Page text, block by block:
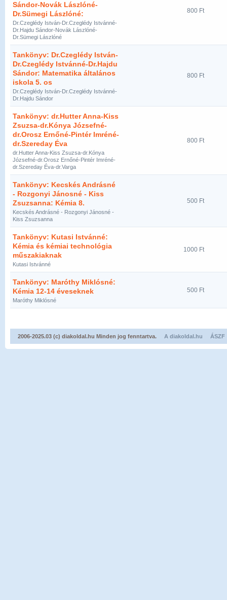
Sándor-Novák Lászlóné-
Dr.Sümegi Lászlóné:
Dr.Czeglédy István-Dr.Czeglédy Istvánné-
Dr.Hajdu Sándor-Novák Lászlóné-
Dr.Sümegi Lászlóné
800 Ft
Tankönyv: Dr.Czeglédy István-
Dr.Czeglédy Istvánné-Dr.Hajdu
Sándor: Matematika általános
iskola 5. os
Dr.Czeglédy István-Dr.Czeglédy Istvánné-
Dr.Hajdu Sándor
800 Ft
Tankönyv: dr.Hutter Anna-Kiss
Zsuzsa-dr.Kónya Józsefné-
dr.Orosz Ernőné-Pintér Imréné-
dr.Szereday Éva
dr.Hutter Anna-Kiss Zsuzsa-dr.Kónya
Józsefné-dr.Orosz Ernőné-Pintér Imréné-
dr.Szereday Éva-dr.Varga
800 Ft
Tankönyv: Kecskés Andrásné
- Rozgonyi Jánosné - Kiss
Zsuzsanna: Kémia 8.
Kecskés Andrásné - Rozgonyi Jánosné -
Kiss Zsuzsanna
500 Ft
Tankönyv: Kutasi Istvánné:
Kémia és kémiai technológia
műszakiaknak
Kutasi Istvánné
1000 Ft
Tankönyv: Maróthy Miklósné:
Kémia 12-14 éveseknek
Maróthy Miklósné
500 Ft
2006-2025.03 (c) diakoldal.hu Minden jog fenntartva. A diakoldal.hu ÁSZF